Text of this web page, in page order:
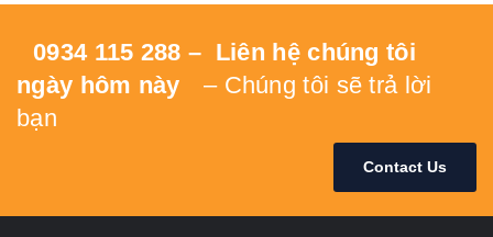
0934 115 288 – Liên hệ chúng tôi
ngày hôm này
– Chúng tôi sẽ trả lời
bạn
Contact Us